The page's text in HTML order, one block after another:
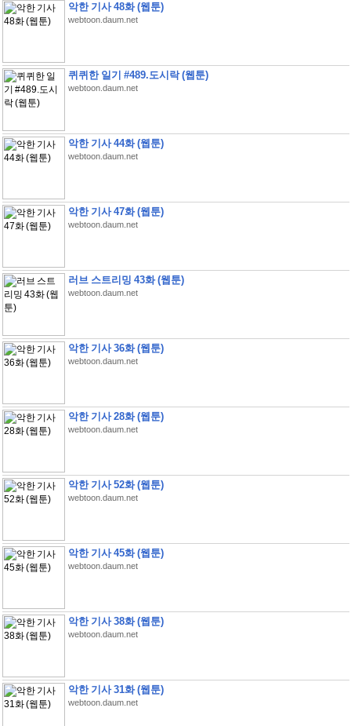
악한 기사 48화 (웹툰)
webtoon.daum.net
퀴퀴한 일기 #489.도시락 (웹툰)
webtoon.daum.net
악한 기사 44화 (웹툰)
webtoon.daum.net
악한 기사 47화 (웹툰)
webtoon.daum.net
러브 스트리밍 43화 (웹툰)
webtoon.daum.net
악한 기사 36화 (웹툰)
webtoon.daum.net
악한 기사 28화 (웹툰)
webtoon.daum.net
악한 기사 52화 (웹툰)
webtoon.daum.net
악한 기사 45화 (웹툰)
webtoon.daum.net
악한 기사 38화 (웹툰)
webtoon.daum.net
악한 기사 31화 (웹툰)
webtoon.daum.net